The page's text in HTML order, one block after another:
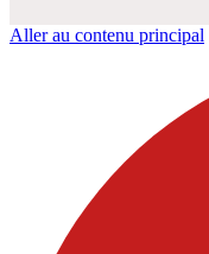
Aller au contenu principal